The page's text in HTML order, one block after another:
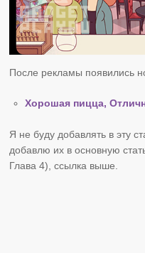
После рекламы появились
Хорошая пицца,
Я не буду добавлять в эту
добавлю их в основную
Глава 4), ссылка выше.